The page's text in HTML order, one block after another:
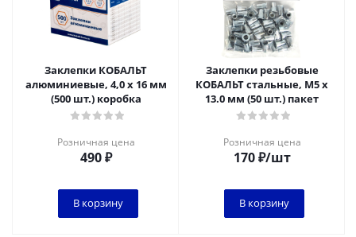
Заклепки КОБАЛЬТ
алюминиевые, 4,0 х 16 мм
(500 шт.) коробка
Розничная цена
490₽
В корзину
Заклепки резьбовые
КОБАЛЬТ стальные, M5 х
13.0 мм (50 шт.) пакет
Розничная цена
170₽/шт
В корзину